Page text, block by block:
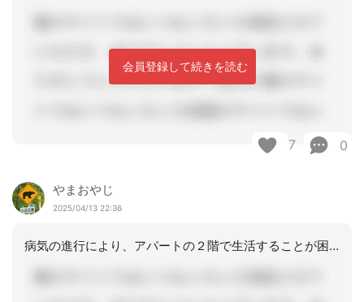
会員登録して続きを読む
7 0
やまおやじ
2025/04/13 22:36
病気の進行により、アパートの２階で生活することが困難になりつつある旨ケースワーカ